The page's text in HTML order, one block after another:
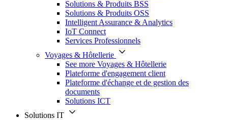
Solutions & Produits BSS
Solutions & Produits OSS
Intelligent Assurance & Analytics
IoT Connect
Services Professionnels
Voyages & Hôtellerie
See more Voyages & Hôtellerie
Plateforme d'engagement client
Plateforme d'échange et de gestion des
documents
Solutions ICT
Solutions IT